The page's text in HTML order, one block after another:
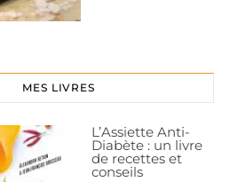
MES LIVRES
L’Assiette Anti-
Diabète : un livre
de recettes et
conseils